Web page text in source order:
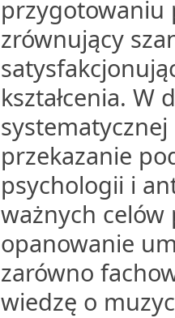
przygotowaniu
zrównujący
kształcenia. W
systematycznej
przekazanie
psychologii i
ważnych celów
opanowanie
zarówno
wiedzę o